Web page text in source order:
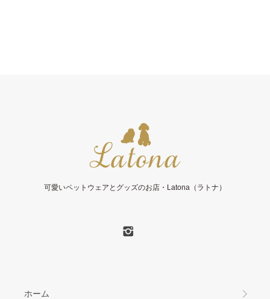
可愛いペットウェアとグッズのお店・Latona（ラトナ）
ホーム